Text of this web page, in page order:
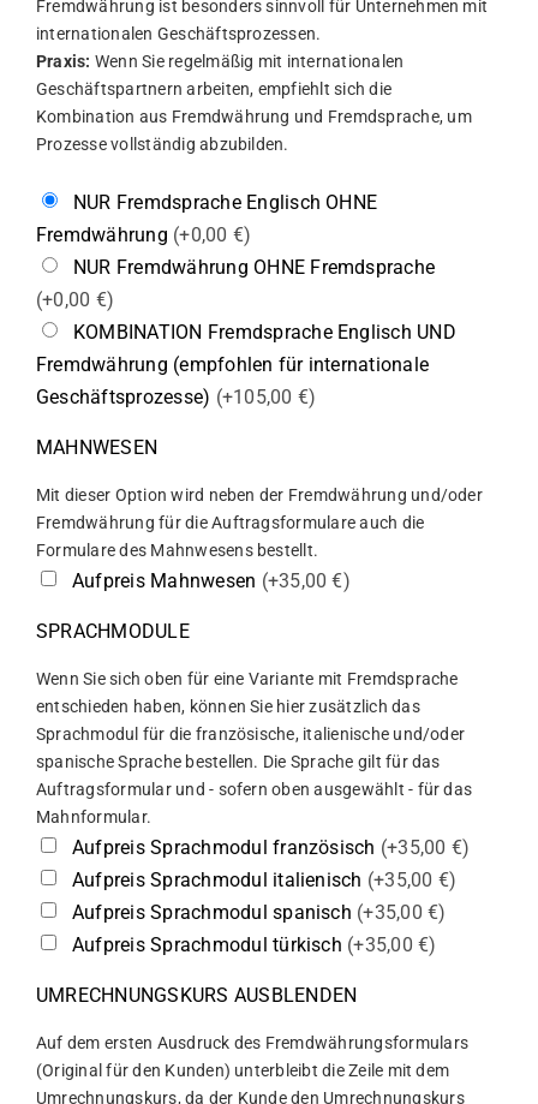
Fremdwährung ist besonders sinnvoll für Unternehmen mit
internationalen Geschäftsprozessen.
Praxis: Wenn Sie regelmäßig mit internationalen
Geschäftspartnern arbeiten, empfiehlt sich die
Kombination aus Fremdwährung und Fremdsprache, um
Prozesse vollständig abzubilden.
NUR Fremdsprache Englisch OHNE
Fremdwährung (+0,00 €)
NUR Fremdwährung OHNE Fremdsprache
(+0,00 €)
KOMBINATION Fremdsprache Englisch UND
Fremdwährung (empfohlen für internationale
Geschäftsprozesse) (+105,00 €)
MAHNWESEN
Mit dieser Option wird neben der Fremdwährung und/oder
Fremdwährung für die Auftragsformulare auch die
Formulare des Mahnwesens bestellt.
Aufpreis Mahnwesen (+35,00 €)
SPRACHMODULE
Wenn Sie sich oben für eine Variante mit Fremdsprache
entschieden haben, können Sie hier zusätzlich das
Sprachmodul für die französische, italienische und/oder
spanische Sprache bestellen. Die Sprache gilt für das
Auftragsformular und - sofern oben ausgewählt - für das
Mahnformular.
Aufpreis Sprachmodul französisch (+35,00 €)
Aufpreis Sprachmodul italienisch (+35,00 €)
Aufpreis Sprachmodul spanisch (+35,00 €)
Aufpreis Sprachmodul türkisch (+35,00 €)
UMRECHNUNGSKURS AUSBLENDEN
Auf dem ersten Ausdruck des Fremdwährungsformulars
(Original für den Kunden) unterbleibt die Zeile mit dem
Umrechnungskurs, da der Kunde den Umrechnungskurs